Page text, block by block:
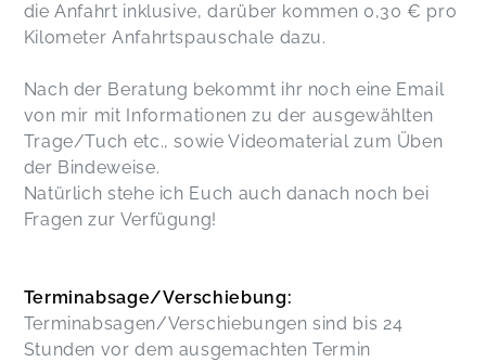
die Anfahrt inklusive, darüber kommen 0,30 € pro
Kilometer Anfahrtspauschale dazu.
Nach der Beratung bekommt ihr noch eine Email
von mir mit Informationen zu der ausgewählten
Trage/Tuch etc., sowie Videomaterial zum Üben
der Bindeweise.
Natürlich stehe ich Euch auch danach noch bei
Fragen zur Verfügung!
Terminabsage/Verschiebung:
Terminabsagen/Verschiebungen sind bis 24
Stunden vor dem ausgemachten Termin